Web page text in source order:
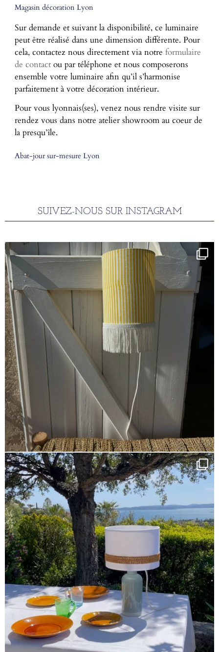
Magasin décoration Lyon
Sur demande et suivant la disponibilité, ce luminaire
peut être réalisé dans une dimension différente. Pour
cela, contactez nous directement via notre formulaire
de contact ou par téléphone et nous composerons
ensemble votre luminaire afin qu’il s’harmonise
parfaitement à votre décoration intérieur.
Pour vous lyonnais(ses), venez nous rendre visite sur
rendez vous dans notre atelier showroom au coeur de
la presqu’île.
Abat-jour sur-mesure Lyon
SUIVEZ-NOUS SUR INSTAGRAM